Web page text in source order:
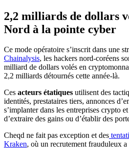
2,2 milliards de dollars
Nord à la pointe cyber
Ce mode opératoire s’inscrit dans une
Chainalysis, les hackers nord‑coréens
milliard de dollars volés en
2,2 milliards détournés cette année-là.
Ces acteurs étatiques utilisent des
identités, prestataires tiers, annonces
s’implanter dans les entreprises crypto
d’extraire des gains ou d’établir des
Cheqd ne fait pas exception et des
Kraken, où un recrutement frauduleux a